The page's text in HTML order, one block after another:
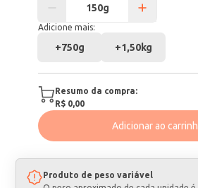
Adicione mais:
+750g +1,50kg
Resumo da compra:
R$ 0,00
Adicionar ao
Produto de peso variável